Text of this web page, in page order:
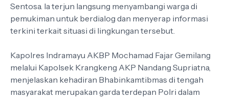
Sentosa. Ia terjun langsung menyambangi warga di
pemukiman untuk berdialog dan menyerap informasi
terkini terkait situasi di lingkungan tersebut.
Kapolres Indramayu AKBP Mochamad Fajar Gemilang
melalui Kapolsek Krangkeng AKP Nandang Supriatna,
menjelaskan kehadiran Bhabinkamtibmas di tengah
masyarakat merupakan garda terdepan Polri dalam